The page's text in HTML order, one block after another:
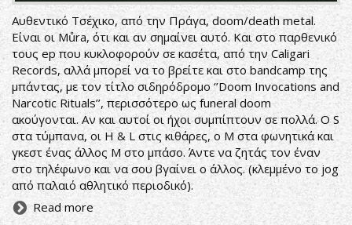
Αυθεντικό Τσέχικο, από την Πράγα, doom/death metal.
Είναι οι Můra, ότι και αν σημαίνει αυτό. Και στο παρθενικό
τους ep που κυκλοφορούν σε κασέτα, από την Caligari
Records, αλλά μπορεί να το βρείτε και στο bandcamp της
μπάντας, με τον τίτλο σιδηρόδρομο ‘’Doom Invocations and
Narcotic Rituals’’, περισσότερο ως funeral doom
ακούγονται. Αν και αυτοί οι ήχοι συμπίπτουν σε πολλά. Ο S
στα τύμπανα, οι H & L στις κιθάρες, ο M στα φωνητικά και
γκεστ ένας άλλος M στο μπάσο. Άντε να ζητάς τον έναν
στο τηλέφωνο και να σου βγαίνει ο άλλος. (κλεμμένο το jog
από παλαιό αθλητικό περιοδικό).
Read more